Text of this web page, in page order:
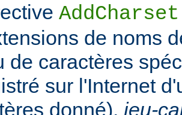
AddCharset
de noms
de caractères
sur l'Internet
donné). jeu-